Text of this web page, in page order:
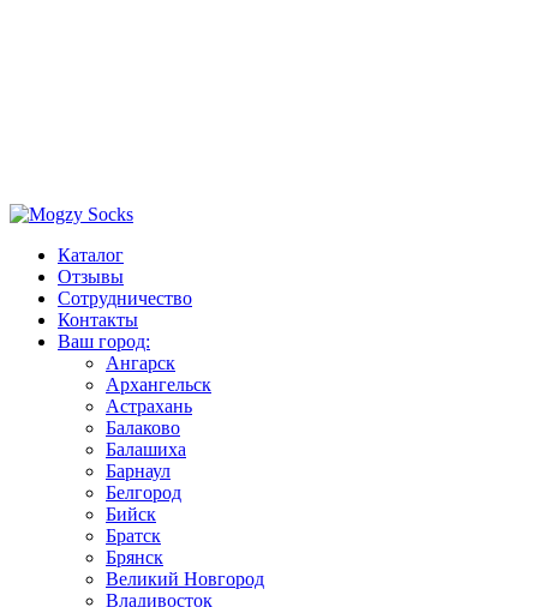
Каталог
Отзывы
Сотрудничество
Контакты
Ваш город:
Ангарск
Архангельск
Астрахань
Балаково
Балашиха
Барнаул
Белгород
Бийск
Братск
Брянск
Великий Новгород
Владивосток